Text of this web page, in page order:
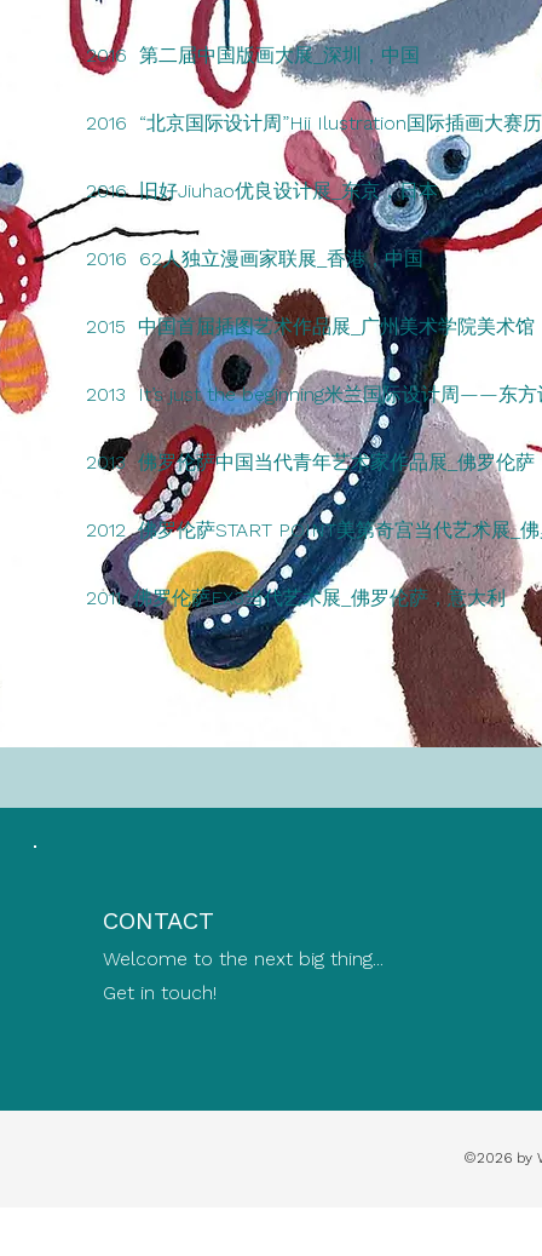
2016 第二届中国版画大展_深圳，中国
2016 “北京国际设计周”Hii Ilustration国际插画大赛
2016 旧好Jiuhao优良设计展_东京，日本
2016 62人独立漫画家联展_香港，中国
2015 中国首届插图艺术作品展_广州美术学院美术馆
2013 It’s just the beginning米兰国际设计周——东方
2013 佛罗伦萨中国当代青年艺术家作品展_佛罗伦萨
2012 佛罗伦萨START POINT美第奇宫当代艺术展_
2011 佛罗伦萨EX3当代艺术展_佛罗伦萨，意大利
CONTACT
Welcome to the next big thing...
Get in touch!
©2026 by